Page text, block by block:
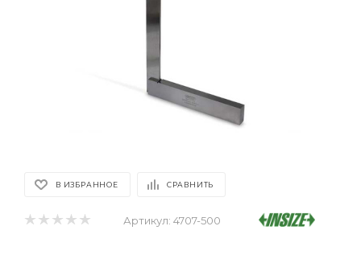
В ИЗБРАННОЕ СРАВНИТЬ
Артикул: 4707-500